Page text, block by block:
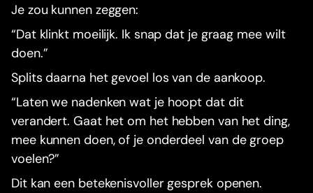
Je zou kunnen zeggen:
“Dat klinkt moeilijk. Ik snap dat je graag mee wilt
doen.”
Splits daarna het gevoel los van de aankoop.
“Laten we nadenken wat je hoopt dat dit
verandert. Gaat het om het hebben van het ding,
mee kunnen doen, of je onderdeel van de groep
voelen?”
Dit kan een betekenisvoller gesprek openen.